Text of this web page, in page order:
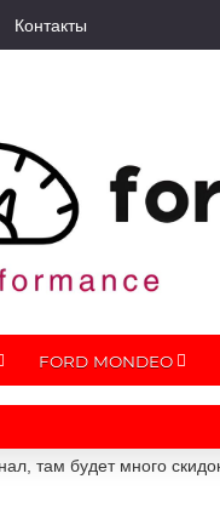
Контакты
FORD MONDEO
там будет много